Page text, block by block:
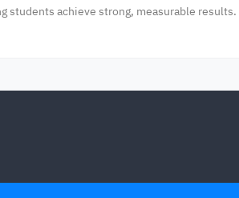
students achieve strong, measurable results.